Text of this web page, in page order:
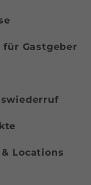
für Gastgeber
Locations